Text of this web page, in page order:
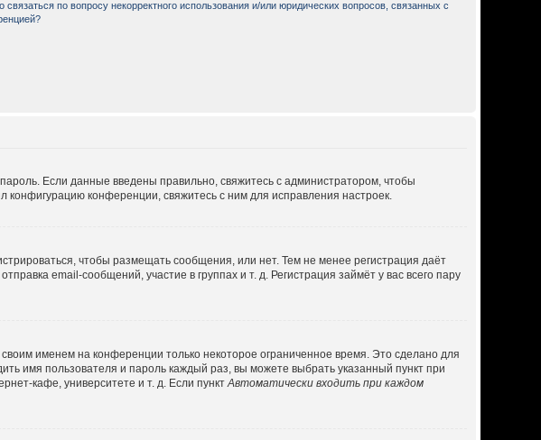
по вопросу некорректного использования и/или юридических вопросов, связанных с
Если данные введены правильно, свяжитесь с администратором, чтобы
конференции, свяжитесь с ним для исправления настроек.
чтобы размещать сообщения, или нет. Тем не менее регистрация даёт
email-сообщений, участие в группах и т. д. Регистрация займёт у вас всего пару
именем на конференции только некоторое ограниченное время. Это сделано для
имя пользователя и пароль каждый раз, вы можете выбрать указанный пункт при
кафе, университете и т. д. Если пунктАвтоматически входить при каждом